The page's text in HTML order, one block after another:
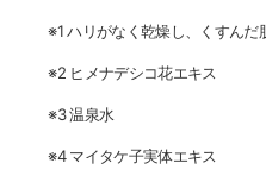
※1 ハリがなく乾燥し、くすんだ
※2 ヒメナデシコ花エキス
※3 温泉水
※4 マイタケ子実体エキス